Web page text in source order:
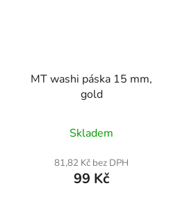
MT washi páska 15 mm,
gold
Skladem
81,82 Kč bez DPH
99 Kč